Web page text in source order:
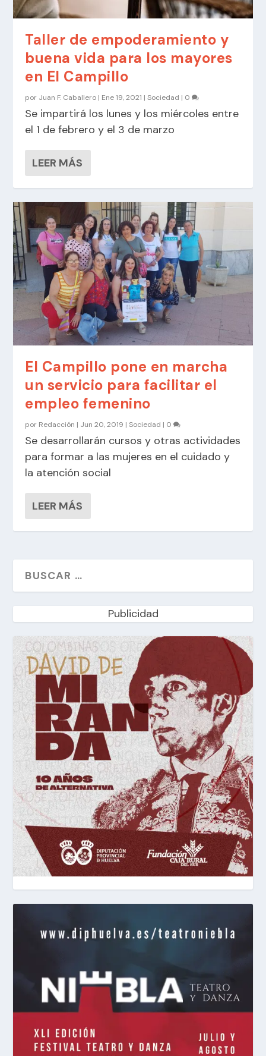
Taller de empoderamiento y
buena vida para los mayores
en El Campillo
por Juan F. Caballero | Ene 19, 2021 |Sociedad | 0
Se impartirá los lunes y los miércoles entre
el 1 de febrero y el 3 de marzo
LEER MÁS
El Campillo pone en marcha
un servicio para facilitar el
empleo femenino
por Redacción | Jun 20, 2019 |Sociedad | 0
Se desarrollarán cursos y otras actividades
para formar a las mujeres en el cuidado y
la atención social
LEER MÁS
Publicidad